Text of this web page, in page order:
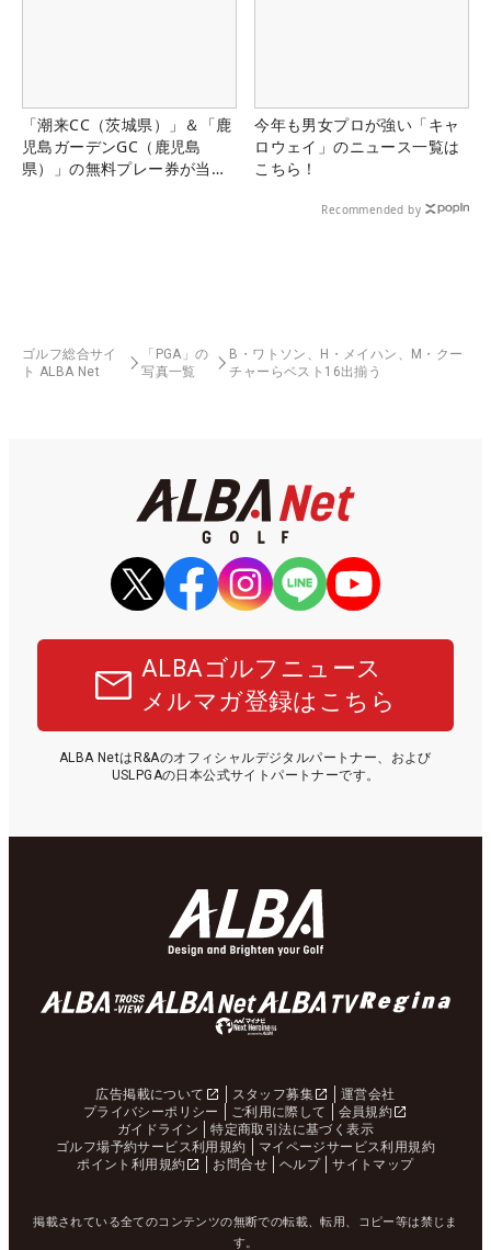
「潮来CC（茨城県）」＆「鹿
児島ガーデンGC（鹿児島
県）」の無料プレー券が当た
今年も男女プロが強い「キャ
ロウェイ」のニュース一覧は
こちら！
Recommended by
ゴルフ総合サイ
ト ALBA Net
「PGA」の
写真一覧
B・ワトソン、H・メイハン、M・クー
チャーらベスト16出揃う
ALBAゴルフニュース
メルマガ登録はこちら
ALBA NetはR&Aのオフィシャルデジタルパートナー、および
USLPGAの日本公式サイトパートナーです。
広告掲載について スタッフ募集
運営会社
プライバシーポリシー
ご利用に際して
会員規約
ガイドライン
特定商取引法に基づく表示
ゴルフ場予約サービス利用規約
マイページサービス利用規約
ポイント利用規約
お問合せ ヘルプ サイトマップ
掲載されている全てのコンテンツの無断での転載、転用、コピー等は禁じま
す。